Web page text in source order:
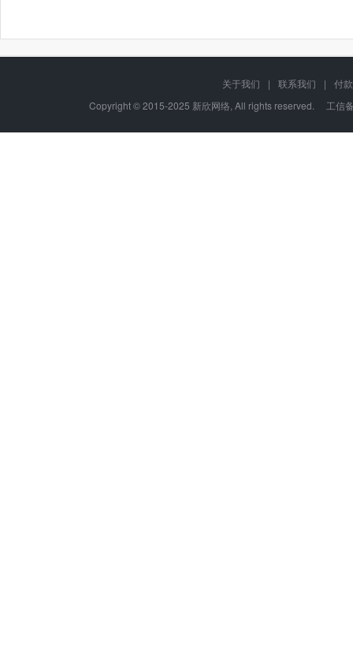
关于我们 | 联系我们 |
付
Copyright © 2015-2025 新欣网络, All rights reserved. 工信